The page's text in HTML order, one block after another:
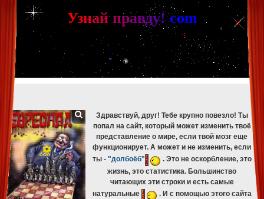
[phpBB Debug] PHP Warning : in file [ROOT]/phpbb/db/driver/mysqli.php
mysqli_fetch_assoc(): Couldn't fetch mysqli_result
[phpBB Debug] PHP Warning: in file[ROOT]/phpbb/db/driver/mysqli.php 329
mysqli_free_result(): Couldn't fetch mysqli_result
[phpBB Debug] PHP Warning
[ROOT]/phpbb/db/driver/mysqli.php on line 265
mysqli_fetch_assoc(): Couldn't fetch mysqli_result
[phpBB Debug] PHP Warning
: in file [ROOT]/phpbb/db/driver/mysqli.php on line329
mysqli_free_result(): Couldn't fetch mysqli_result
[phpBB Debug] PHP Warning: in file [ROOT]/phpbb/db/driver/mysqli.php on line 265
mysqli_fetch_assoc(): Couldn't fetch mysqli_result
[phpBB Debug] PHP Warning
[ROOT]/phpbb/db/driver/mysqli.php on line329:
mysqli_free_result(): Couldn't fetch mysqli_result
Узнай правду! com
Здравствуй, друг! Тебе крупно повезло! Ты
попал на сайт, который может изменить твоё
представление о мире, если твой мозг еще
функционирует. А может и не изменить, если
ты - "долбоёб"
. Это не оскорбление, это
жизнь, это статистика. Большинство
читающих эти строки и есть самые
натуральные
. И с помощью этого сайта